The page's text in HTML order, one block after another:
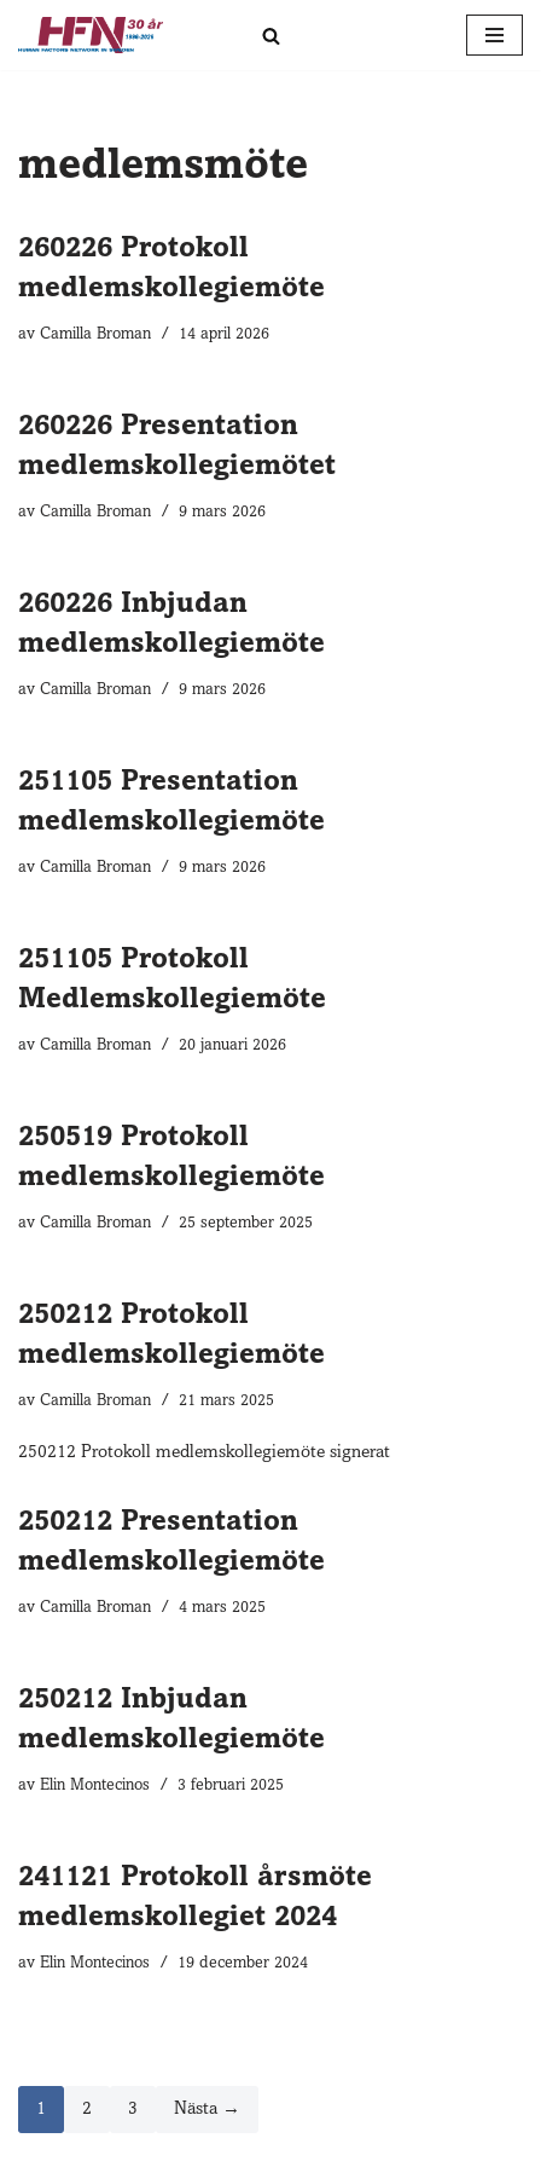
medlemsmöte
260226 Protokoll
medlemskollegiemöte
av Camilla Broman 14 april 2026
260226 Presentation
medlemskollegiemötet
av Camilla Broman 9 mars 2026
260226 Inbjudan
medlemskollegiemöte
av Camilla Broman 9 mars 2026
251105 Presentation
medlemskollegiemöte
av Camilla Broman 9 mars 2026
251105 Protokoll
Medlemskollegiemöte
av Camilla Broman 20 januari 2026
250519 Protokoll
medlemskollegiemöte
av Camilla Broman 25 september 2025
250212 Protokoll
medlemskollegiemöte
av Camilla Broman 21 mars 2025
250212 Protokoll medlemskollegiemöte signerat
250212 Presentation
medlemskollegiemöte
av Camilla Broman 4 mars 2025
250212 Inbjudan
medlemskollegiemöte
av Elin Montecinos 3 februari 2025
241121 Protokoll årsmöte
medlemskollegiet 2024
av Elin Montecinos 19 december 2024
1 2 3 Nästa →